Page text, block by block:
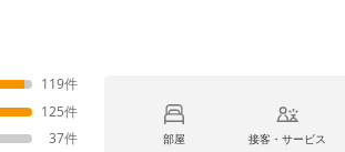
119件
125件
37件
部屋 接客・サービス